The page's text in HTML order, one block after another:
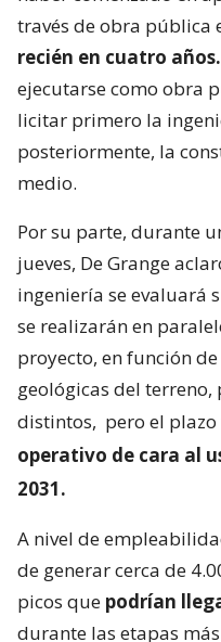
través de obra pública
recién en cuatro años.
ejecutarse como obra
licitar primero la
posteriormente, la
medio.
Por su parte, durante
jueves, De Grange
ingeniería se evaluará
se realizarán en
proyecto, en función
geológicas del terreno,
distintos, pero el
operativo de cara al
2031.
A nivel de
de generar cerca de
picos que podrían
durante las etapas